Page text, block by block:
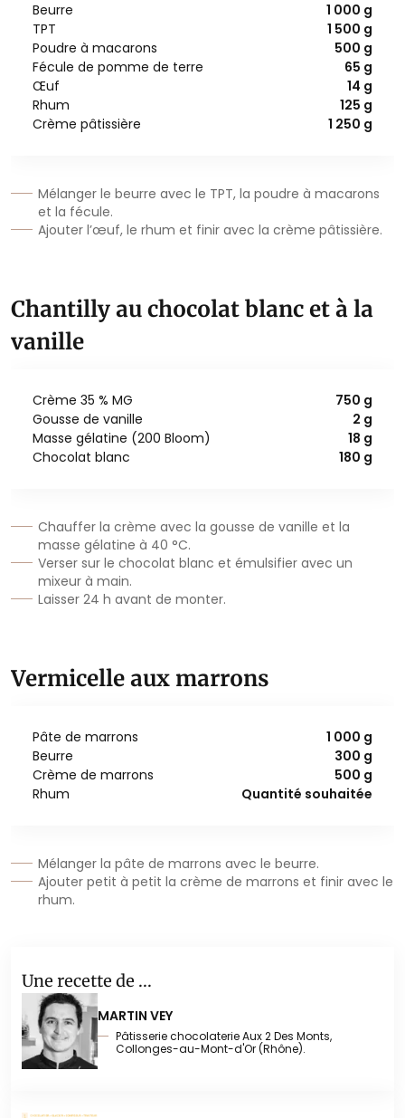
Beurre
1 000 g
TPT
1 500 g
Poudre à macarons
500 g
Fécule de pomme de terre
65 g
Œuf
14 g
Rhum
125 g
Crème pâtissière
1 250 g
Mélanger le beurre avec le TPT, la poudre à macarons
et la fécule.
Ajouter l’œuf, le rhum et finir avec la crème pâtissière.
Chantilly au chocolat blanc et à la
vanille
Crème 35 % MG
750 g
Gousse de vanille
2 g
Masse gélatine (200 Bloom)
18 g
Chocolat blanc
180 g
Chauffer la crème avec la gousse de vanille et la
masse gélatine à 40 °C.
Verser sur le chocolat blanc et émulsifier avec un
mixeur à main.
Laisser 24 h avant de monter.
Vermicelle aux marrons
Pâte de marrons
1 000 g
Beurre
300 g
Crème de marrons
500 g
Rhum
Quantité souhaitée
Mélanger la pâte de marrons avec le beurre.
Ajouter petit à petit la crème de marrons et finir avec le
rhum.
Une recette de ...
MARTIN VEY
Pâtisserie chocolaterie Aux 2 Des Monts,
Collonges-au-Mont-d'Or (Rhône).